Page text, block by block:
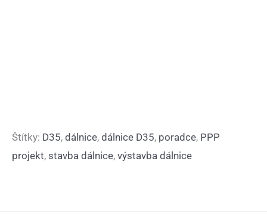
Štítky: D35, dálnice, dálnice D35, poradce, PPP
projekt, stavba dálnice, výstavba dálnice